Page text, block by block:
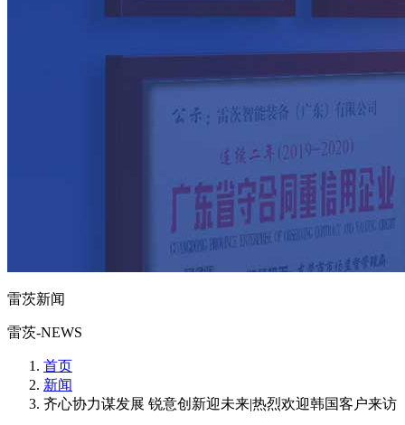
雷茨新闻
雷茨-NEWS
首页
新闻
齐心协力谋发展 锐意创新迎未来|热烈欢迎韩国客户来访